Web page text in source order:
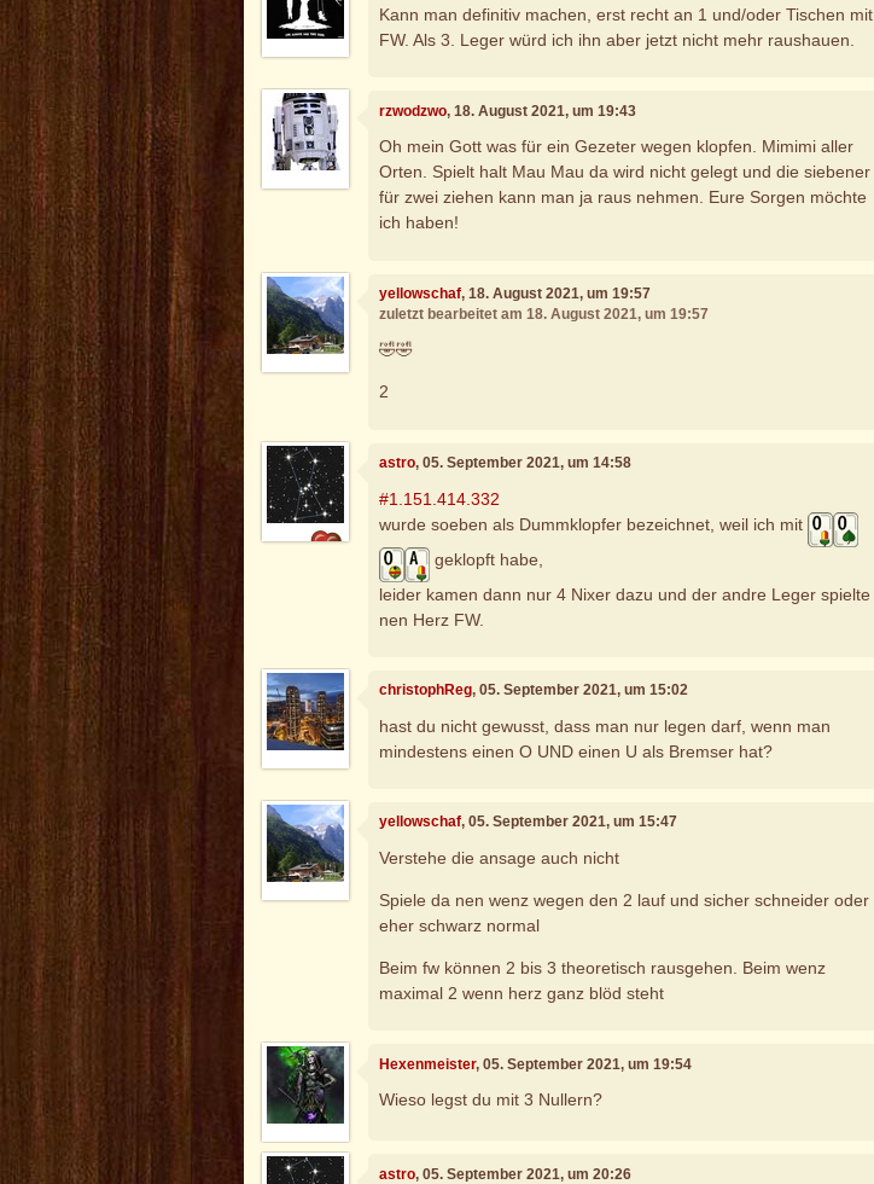
Kann man definitiv machen, erst recht an 1 und/oder Tischen mit
FW. Als 3. Leger würd ich ihn aber jetzt nicht mehr raushauen.
rzwodzwo, 18. August 2021, um 19:43
Oh mein Gott was für ein Gezeter wegen klopfen. Mimimi aller
Orten. Spielt halt Mau Mau da wird nicht gelegt und die siebener
für zwei ziehen kann man ja raus nehmen. Eure Sorgen möchte
ich haben!
yellowschaf, 18. August 2021, um 19:57
zuletzt bearbeitet am 18. August 2021, um 19:57
🤣🤣
2
astro, 05. September 2021, um 14:58
#1.151.414.332
wurde soeben als Dummklopfer bezeichnet, weil ich mit
geklopft habe,
leider kamen dann nur 4 Nixer dazu und der andre Leger spielte
nen Herz FW.
christophReg, 05. September 2021, um 15:02
hast du nicht gewusst, dass man nur legen darf, wenn man
mindestens einen O UND einen U als Bremser hat?
yellowschaf, 05. September 2021, um 15:47
Verstehe die ansage auch nicht
Spiele da nen wenz wegen den 2 lauf und sicher schneider oder
eher schwarz normal
Beim fw können 2 bis 3 theoretisch rausgehen. Beim wenz
maximal 2 wenn herz ganz blöd steht
Hexenmeister, 05. September 2021, um 19:54
Wieso legst du mit 3 Nullern?
astro, 05. September 2021, um 20:26